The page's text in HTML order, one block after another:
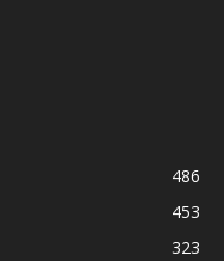
486
453
323